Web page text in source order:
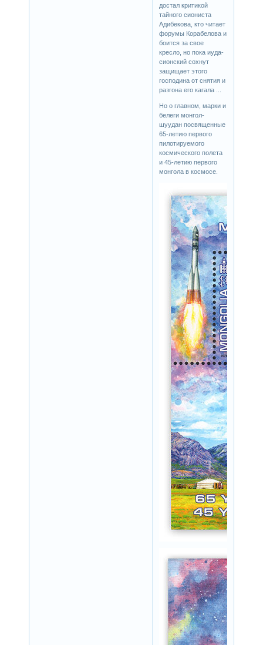
достал критикой
тайного сиониста
Адибекова, кто читает
форумы Корабелова и
боится за свое
кресло, но пока иуда-
сионский сохнут
защищает этого
господина от снятия и
разгона его кагала ...
Но о главном, марки и
белеги монгол-
шуудан посвященные
65-летию первого
пилотируемого
космического полета
и 45-летию первого
монгола в космосе.